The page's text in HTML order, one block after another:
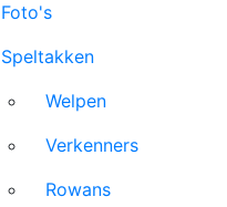
Foto's
Speltakken
Welpen
Verkenners
Rowans